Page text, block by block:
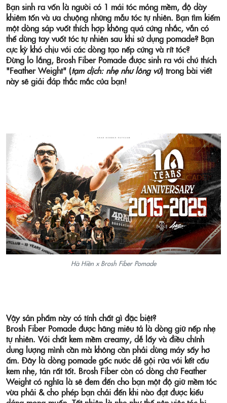
Bạn sinh ra vốn là người có 1 mái tóc mỏng mềm, độ dày
khiêm tốn và ưa chuộng những mẫu tóc tự nhiên. Bạn tìm kiếm
một dòng sáp vuốt thích hợp không quá cứng nhắc, vẫn có
thể dùng tay vuốt tóc tự nhiên sau khi sử dụng pomade? Bạn
cực kỳ khó chịu với các dòng tạo nếp cứng và rít tóc?
Đừng lo lắng, Brosh Fiber Pomade được sinh ra với chú thích
"Feather Weight" (tạm dịch: nhẹ như lông vũ) trong bài viết
này sẽ giải đáp thắc mắc của bạn!
Hà Hiền x Brosh Fiber Pomade
Vậy sản phẩm này có tính chất gì đặc biệt?
Brosh Fiber Pomade được hãng miêu tả là dòng giữ nếp nhẹ
tự nhiên. Với chất kem mềm creamy, dễ lấy và điều chỉnh
dung lượng mình cần mà không cần phải dùng máy sấy hơ
ấm. Đây là dòng pomade gốc nước dễ gội rửa với kết cấu
kem nhẹ, tán rất tốt. Brosh Fiber còn có dòng chữ Feather
Weight có nghĩa là sẽ đem đến cho bạn một độ giữ mềm tóc
vừa phải & cho phép bạn chải đến khi nào đạt được kiểu